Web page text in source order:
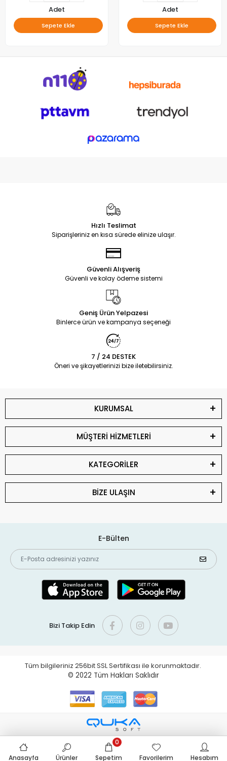
Adet
Sepete Ekle
Adet
Sepete Ekle
Hızlı Teslimat
Siparişleriniz en kısa sürede elinize ulaşır.
Güvenli Alışveriş
Güvenli ve kolay ödeme sistemi
Geniş Ürün Yelpazesi
Binlerce ürün ve kampanya seçeneği
7 / 24 DESTEK
Öneri ve şikayetlerinizi bize iletebilirsiniz.
KURUMSAL
MÜŞTERİ HİZMETLERİ
KATEGORİLER
BİZE ULAŞIN
E-Bülten
Bizi Takip Edin
Tüm bilgileriniz 256bit SSL Sertifikası ile korunmaktadır.
© 2022 Tüm Hakları Saklıdır
Anasayfa Ürünler Sepetim
0
Favorilerim
Hesabım